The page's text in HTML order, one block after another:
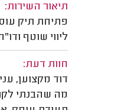
תיאור השירות:
פתיחת תיק
ליווי שוטף
חוות דעת:
דוד מקצוען,
מה שהבנתי